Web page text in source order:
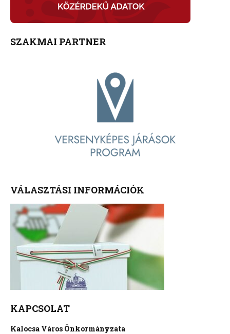
SZAKMAI PARTNER
VÁLASZTÁSI INFORMÁCIÓK
KAPCSOLAT
Kalocsa Város Önkormányzata